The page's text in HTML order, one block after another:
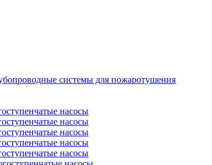
системы для пожаротушения
насосы
насосы
насосы
насосы
насосы